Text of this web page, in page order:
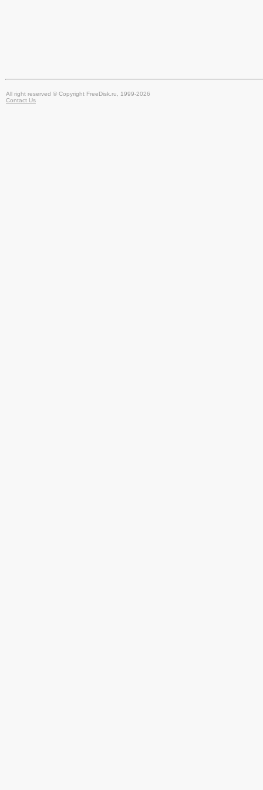
All right reserved © Copyright FreeDisk.ru, 1999-2026
Contact Us